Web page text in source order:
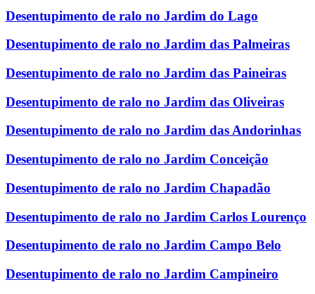
Desentupimento de ralo no Jardim do Lago
Desentupimento de ralo no Jardim das Palmeiras
Desentupimento de ralo no Jardim das Paineiras
Desentupimento de ralo no Jardim das Oliveiras
Desentupimento de ralo no Jardim das Andorinhas
Desentupimento de ralo no Jardim Conceição
Desentupimento de ralo no Jardim Chapadão
Desentupimento de ralo no Jardim Carlos Lourenço
Desentupimento de ralo no Jardim Campo Belo
Desentupimento de ralo no Jardim Campineiro